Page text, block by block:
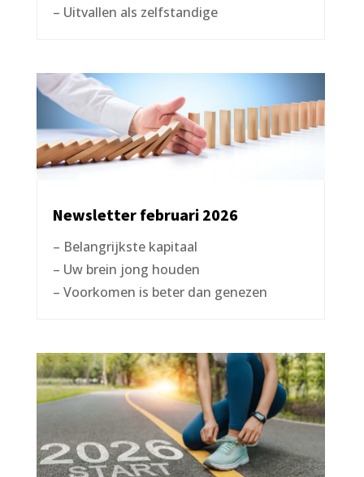
– Uitvallen als zelfstandige
Newsletter februari 2026
– Belangrijkste kapitaal
– Uw brein jong houden
– Voorkomen is beter dan genezen